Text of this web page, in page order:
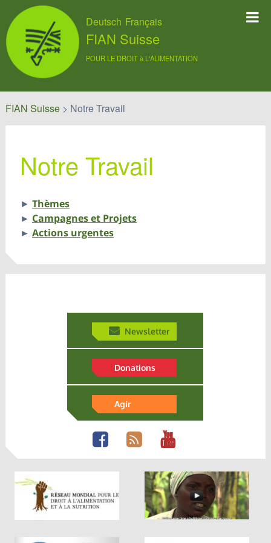
Deutsch Français
FIAN Suisse
POUR LE DROIT à L'ALIMENTATION
FIAN Suisse> Notre Travail
Notre Travail
► Thèmes
► Campagnes et Projets
► Actions urgentes
Newsletter
Donations
Agir